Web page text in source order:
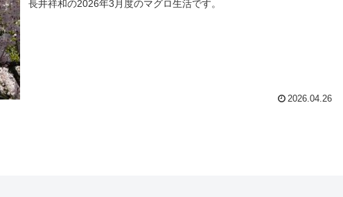
長井祥和の2026年3月度のマグロ生活です。
2026.04.26